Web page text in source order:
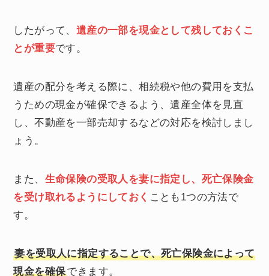
したがって、 遺産の一部を現金として残しておくこ
とが重要です。
遺産の配分を考える際に、相続税や他の費用を支払
うための現金が確保できるよう、遺産全体を見直
し、不動産を一部売却するなどの対応を検討しまし
ょう。
また、 生命保険の受取人を妻に指定し、死亡保険金
を受け取れるようにしておく ことも1つの方法で
す。
妻を受取人に指定することで、死亡保険金によって
現金を確保できます。